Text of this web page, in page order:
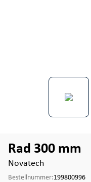
Rad 300 mm
Novatech
Bestellnummer:199800996